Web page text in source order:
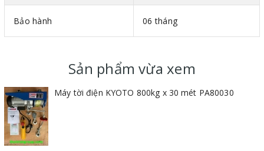
Kiểm tra kỹ các tính năng hoạt động của các bộ phận
trên máy, sau khi ổn định mới cho máy hoạt động.
Lắp đặt máy nơi khô ráo, thoáng mát.
Về cách sử dụng tời điện PA800-30M
Ổ cắm điện phải tuân thủ các quy tắc được nối đất và
toàn nguồn điện phải có hệ thống ngắt điện an
Bảo hành 06 tháng
Sản phẩm vừa xem
Máy tời điện KYOTO 800kg x 30 mét PA80030